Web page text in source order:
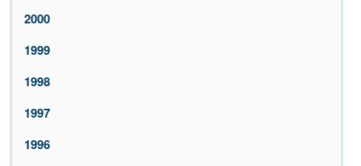
2000
1999
1998
1997
1996